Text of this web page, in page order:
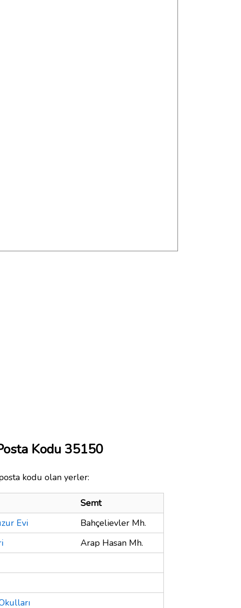
Kodu 35150
kodu olan yerler:
Semt
Evi
Bahçelievler Mh.
Arap Hasan Mh.